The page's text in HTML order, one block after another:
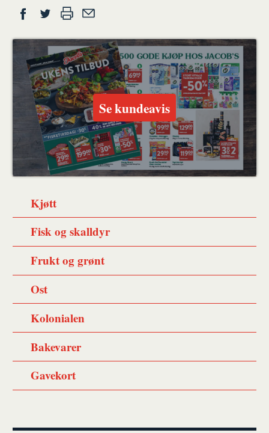
Del
på
Facebook
på
Twitter
ut en
venn
Se kundeavis
Kjøtt
Fisk og skalldyr
Frukt og grønt
Ost
Kolonialen
Bakevarer
Gavekort